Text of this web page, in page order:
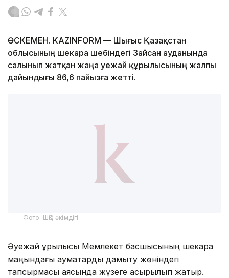
ӨСКЕМЕН. KAZINFORM — Шығыс Қазақстан
облысының шекара шебіндегі Зайсан ауданында
салынып жатқан жаңа әуежай құрылысының жалпы
дайындығы 86,6 пайызға жетті.
Фото: ШҚО әкімдігі
Әуежай құрылысы Мемлекет басшысының шекара
маңындағы аумақтарды дамыту жөніндегі
тапсырмасы аясында жүзеге асырылып жатыр.